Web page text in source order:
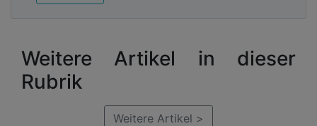
Weitere Artikel in dieser
Rubrik
Weitere Artikel >